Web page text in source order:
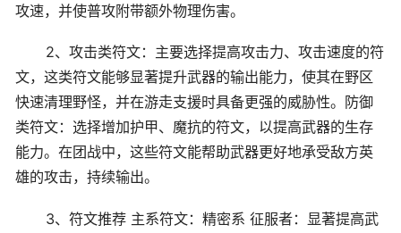
攻速，并使普攻附带额外物理伤害。
2、攻击类符文：主要选择提高攻击力、攻击速度的符
文，这类符文能够显著提升武器的输出能力，使其在野区
快速清理野怪，并在游走支援时具备更强的威胁性。防御
类符文：选择增加护甲、魔抗的符文，以提高武器的生存
能力。在团战中，这些符文能帮助武器更好地承受敌方英
雄的攻击，持续输出。
3、符文推荐 主系符文：精密系 征服者：显著提高武